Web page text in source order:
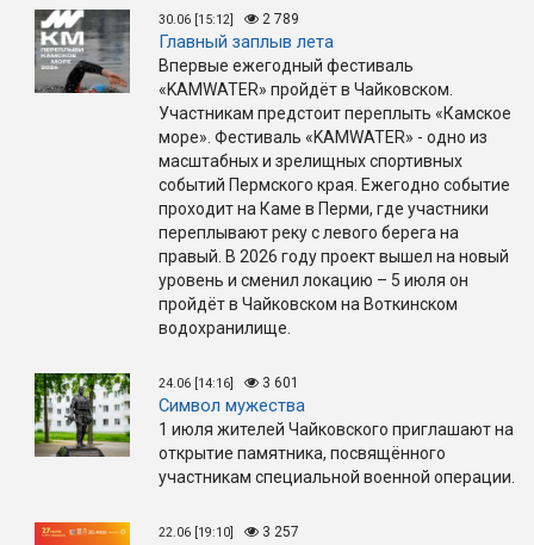
30.06 [15:12] 2 789
Главный заплыв лета
Впервые ежегодный фестиваль
«KAMWATER» пройдёт в Чайковском.
Участникам предстоит переплыть «Камское
море». Фестиваль «KAMWATER» - одно из
масштабных и зрелищных спортивных
событий Пермского края. Ежегодно событие
проходит на Каме в Перми, где участники
переплывают реку с левого берега на
правый. В 2026 году проект вышел на новый
уровень и сменил локацию – 5 июля он
пройдёт в Чайковском на Воткинском
водохранилище.
24.06 [14:16] 3 601
Символ мужества
1 июля жителей Чайковского приглашают на
открытие памятника, посвящённого
участникам специальной военной операции.
22.06 [19:10] 3 257